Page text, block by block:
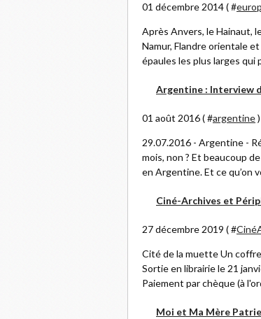
01 décembre 2014 ( #
Après Anvers, le Hainaut,
Namur, Flandre orientale
épaules les plus larges qui
Argentine : Interview
01 août 2016 ( #argentine)
29.07.2016 - Argentine -
mois, non ? Et beaucoup
en Argentine. Et ce qu’on
Ciné-Archives et
27 décembre 2019 ( #
Cité de la muette Un
Sortie en librairie le 21
Paiement par chèque (à
Moi et Ma Mère